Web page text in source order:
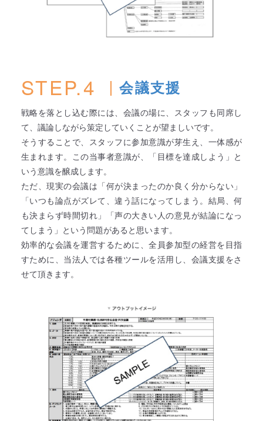
STEP.4 会議支援
戦略を落とし込む際には、会議の場に、スタッフも同席し
て、議論しながら策定していくことが望ましいです。
そうすることで、スタッフに参加意識が芽生え、一体感が
生まれます。この当事者意識が、「目標を達成しよう」と
いう意識を醸成します。
ただ、現実の会議は「何が決まったのか良く分からない」
「いつも論点がズレて、違う話になってしまう。結局、何
も決まらず時間切れ」「声の大きい人の意見が結論になっ
てしまう」という問題があると思います。
効率的な会議を運営するために、全員参加型の経営を目指
すために、当法人では各種ツールを活用し、会議支援をさ
せて頂きます。